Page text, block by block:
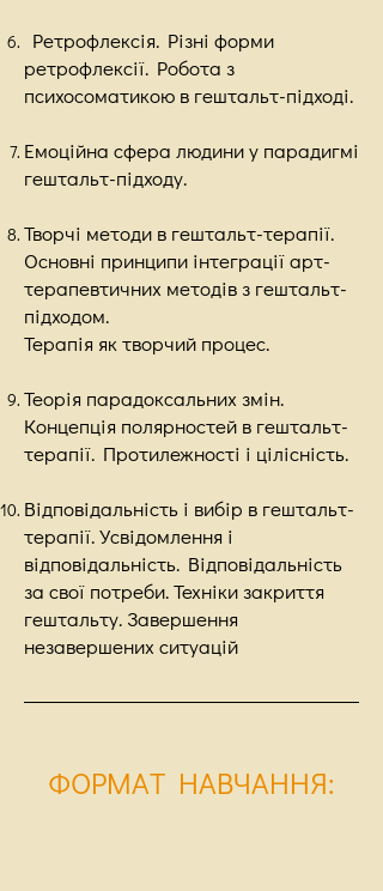
Ретрофлексія. Різні форми
ретрофлексії. Робота з
психосоматикою в гештальт-підході.
Емоційна сфера людини у парадигмі
гештальт-підходу.
Творчі методи в гештальт-терапії.
Основні принципи інтеграції арт-
терапевтичних методів з гештальт-
підходом.
Терапія як творчий процес.
Теорія парадоксальних змін.
Концепція полярностей в гештальт-
терапії. Протилежності і цілісність.
Відповідальність і вибір в гештальт-
терапії. Усвідомлення і
відповідальність. Відповідальність
за свої потреби. Техніки закриття
гештальту. Завершення
незавершених ситуацій
ФОРМАТ НАВЧАННЯ: